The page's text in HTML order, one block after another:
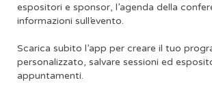
espositori e sponsor, l’agenda della
informazioni sull’evento.
Scarica subito l’app per creare il tuo
personalizzato, salvare sessioni ed
appuntamenti.